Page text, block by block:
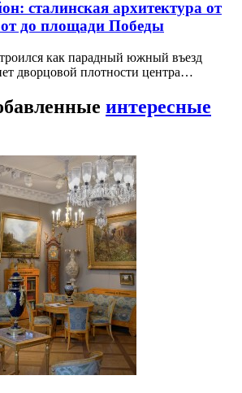
сталинская архитектура от
до площади Победы
как парадный южный въезд
дворцовой плотности центра…
интересные